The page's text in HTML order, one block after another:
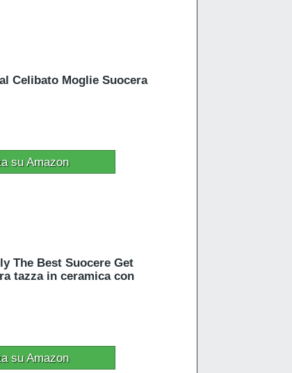
Celibato Moglie Suocera
su Amazon
The Best Suocere Get
tazza in ceramica con
su Amazon